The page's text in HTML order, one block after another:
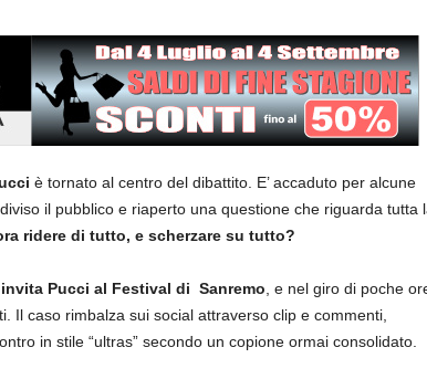
è tornato al centro del dibattito. E’ accaduto per alcune
il pubblico e riaperto una questione che riguarda tutta
ridere di tutto, e scherzare su tutto?
Pucci al Festival di Sanremo , e nel giro di poche
Il caso rimbalza sui social attraverso clip e commenti,
in stile “ultras” secondo un copione ormai consolidato.